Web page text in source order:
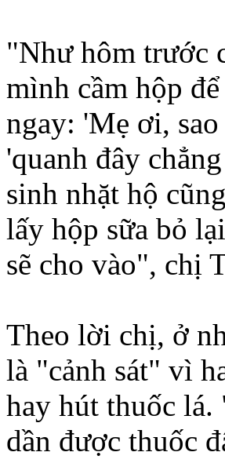
"Như hôm trước
mình cầm hộp
ngay: 'Mẹ ơi,
'quanh đây
sinh nhặt hộ
lấy hộp sữa bỏ
sẽ cho vào", chị
Theo lời chị, ở
là "cảnh sát" vì
hay hút thuốc lá.
dần được thuốc